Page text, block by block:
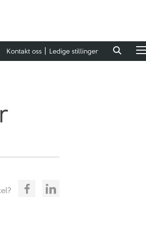
Kontakt oss Ledige stillinger